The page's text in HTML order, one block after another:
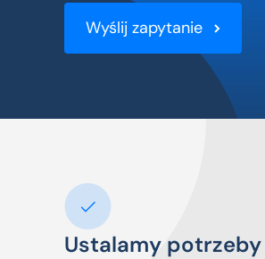
Wyślij zapytanie
Ustalamy potrzeby